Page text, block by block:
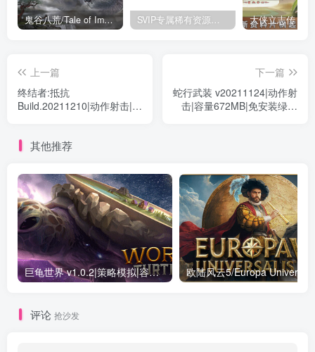
鬼谷八荒/Tale of Immortal v1.2.105.259|角色扮演|容量27.4GB|免安装绿色中文版 SVIP专属稀有资源下载 – 持续更新中
上一篇
终结者:抵抗
Build.20211210|动作射击|容
下一篇
蛇行武装 v20211124|动作射
击|容量672MB|免安装绿色
其他推荐
巨龟世界 v1.0.2|策略模拟|容量1.9GB|免安装绿色中文版
评论 抢沙发